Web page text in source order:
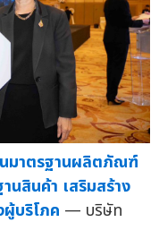
มาตรฐานผลิตภัณฑ์
นสินค้า เสริมสร้าง
ผู้บริโภค — บริษัท